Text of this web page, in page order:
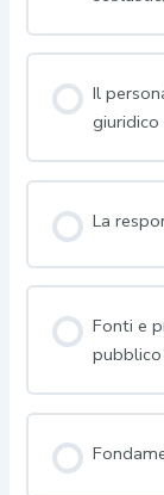
Il
giuridico
La
Fonti e